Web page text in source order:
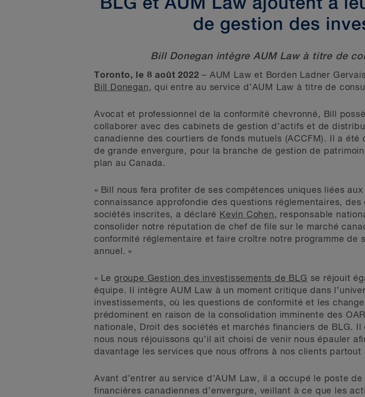
BLG et AUM Law ajoutent à
de gestion des
Bill Donegan intègre AUM Law à titre de
Toronto, le 8 août 2022 – AUM Law et Borden Ladner
Bill Donegan, qui entre au service d’AUM Law à titre de
Avocat et professionnel de la conformité chevronné, Bill
collaborer avec des cabinets de gestion d’actifs et de
canadienne des courtiers de fonds mutuels (ACCFM). Il a
de grande envergure, pour la branche de gestion de
plan au Canada.
« Bill nous fera profiter de ses compétences uniques liées
connaissance approfondie des questions réglementaires,
sociétés inscrites, a déclaré
Kevin Cohen, responsable
consolider notre réputation de chef de file sur le marché
conformité réglementaire et faire croître notre programme de
annuel. »
« Le groupe Gestion des investissements de BLG se réjouit
équipe. Il intègre AUM Law à un moment critique dans
investissements, où les questions de conformité et les
prédominent en raison de la consolidation imminente des
nationale, Droit des sociétés et marchés financiers de BLG.
nous nous réjouissons qu’il ait choisi de venir nous épauler
davantage les services que nous offrons à nos clients partout
Avant d’entrer au service d’AUM Law, il a occupé le poste
financières canadiennes d’envergure, veillant à ce que les